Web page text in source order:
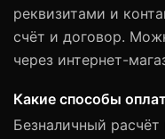
реквизитами и
счёт и договор.
через интернет-
Какие способы
Безналичный